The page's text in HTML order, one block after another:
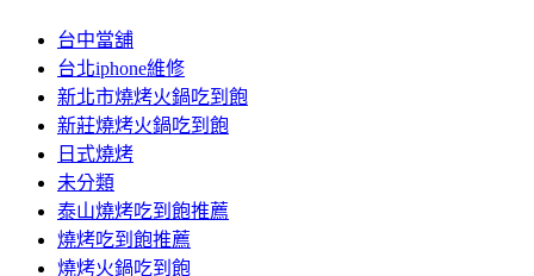
台中當舖
台北iphone維修
新北市燒烤火鍋吃到飽
新莊燒烤火鍋吃到飽
日式燒烤
未分類
泰山燒烤吃到飽推薦
燒烤吃到飽推薦
燒烤火鍋吃到飽